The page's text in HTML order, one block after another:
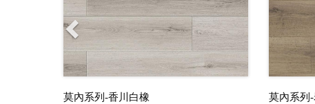
莫內系列-香川白橡 莫內系列